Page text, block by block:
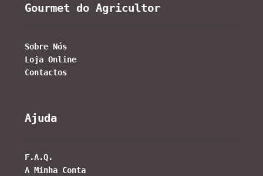
Gourmet do Agricultor
Sobre Nós
Loja Online
Contactos
Ajuda
F.A.Q.
A Minha Conta